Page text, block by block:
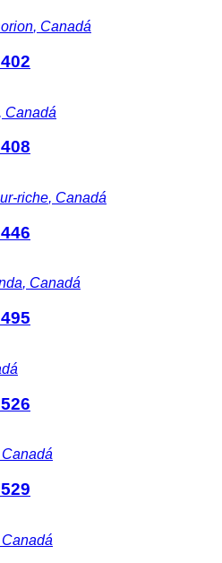
, Canadá
, Canadá
riche, Canadá
, Canadá
Canadá
Canadá